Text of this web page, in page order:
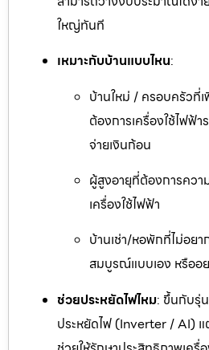
ใหญ่ทันที
เหมาะกับบ้านแบบไหน:
บ้านใหม่ / ครอบครัวที่
ต้องการเครื่องใช้ไฟฟ้
จ่ายเงินก้อน
ผู้สูงอายุที่ต้องการควา
เครื่องใช้ไฟฟ้า
บ้านเช่า/หอพักที่ไม่อยา
สมบูรณ์แบบเอง หรืออ
ช่วยประหยัดไฟไหม: ขึ้นกับรุ่
ประหยัดไฟ (Inverter / AI)